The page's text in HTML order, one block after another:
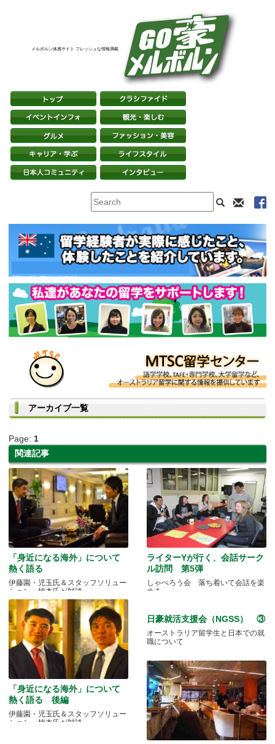
メルボルン体感サイト フレッシュな情報満載
アーカイブ一覧
Page: 1
関連記事
「身近になる海外」について
熱く語る
伊藤園・児玉氏＆スタッフソリュー
ション・楠本氏が対談
ライターYが行く、会話サーク
ル訪問 第5弾
しゃべろう会 落ち着いて会話を楽
める
「身近になる海外」について
熱く語る 後編
伊藤園・児玉氏＆スタッフソリュー
ション・楠本氏が対談
日豪就活支援会（NGSS） ③
オーストラリア留学生と日本での就
職について